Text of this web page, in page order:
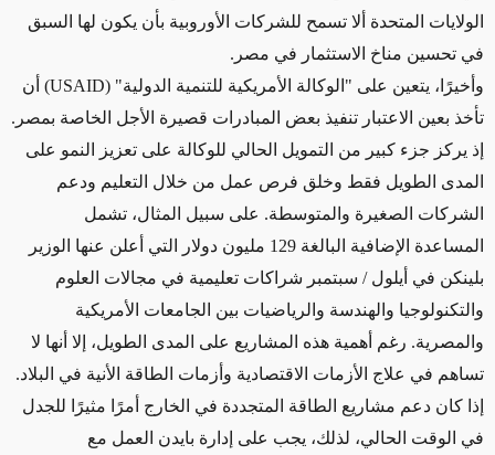
الولايات المتحدة ألا تسمح للشركات الأوروبية بأن يكون لها السبق
في تحسين مناخ الاستثمار في مصر.
وأخيرًا، يتعين على "الوكالة الأمريكية للتنمية الدولية" (USAID) أن
تأخذ بعين الاعتبار تنفيذ بعض المبادرات قصيرة الأجل الخاصة بمصر.
إذ يركز جزء كبير من التمويل الحالي للوكالة على تعزيز النمو على
المدى الطويل فقط وخلق فرص عمل من خلال التعليم ودعم
الشركات الصغيرة والمتوسطة. على سبيل المثال، تشمل
المساعدة الإضافية البالغة 129 مليون دولار التي أعلن عنها الوزير
بلينكن في أيلول / سبتمبر شراكات تعليمية في مجالات العلوم
والتكنولوجيا والهندسة والرياضيات بين الجامعات الأمريكية
والمصرية. رغم أهمية هذه المشاريع على المدى الطويل، إلا أنها لا
تساهم في علاج الأزمات الاقتصادية وأزمات الطاقة الأنية في البلاد.
إذا كان دعم مشاريع الطاقة المتجددة في الخارج أمرًا مثيرًا للجدل
في الوقت الحالي، لذلك، يجب على إدارة بايدن العمل مع